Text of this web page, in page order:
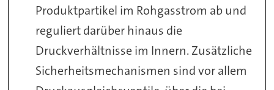
Produktpartikel im Rohgasstrom ab und
reguliert darüber hinaus die
Druckverhältnisse im Innern. Zusätzliche
Sicherheitsmechanismen sind vor allem